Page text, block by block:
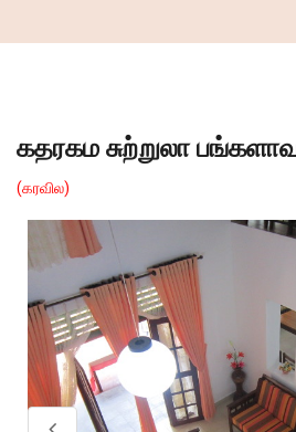
கதரகம சுற்றுலா
(கரவில)